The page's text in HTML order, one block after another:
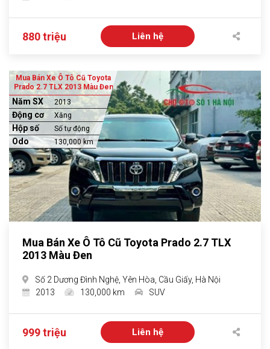
880 triệu Liên hệ
Mua Bán Xe Ô Tô Cũ Toyota
Prado 2.7 TLX 2013 Màu Đen
Năm SX 2013
Động cơ Xăng
Hộp số Số tự động
Odo 130,000 km
Mua Bán Xe Ô Tô Cũ Toyota Prado 2.7 TLX
2013 Màu Đen
Số 2 Dương Đình Nghệ, Yên Hòa, Cầu Giấy, Hà Nội
2013
130,000 km SUV
999 triệu Liên hệ